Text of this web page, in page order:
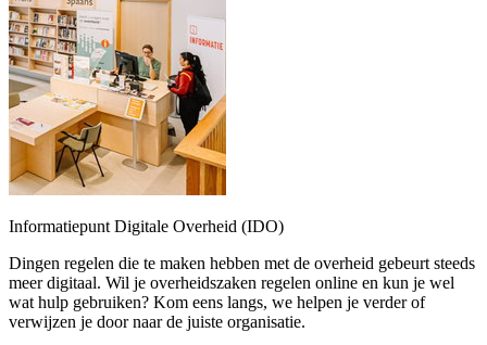
Informatiepunt Digitale Overheid (IDO)
Dingen regelen die te maken hebben met de overheid gebeurt steeds
meer digitaal. Wil je overheidszaken regelen online en kun je wel
wat hulp gebruiken? Kom eens langs, we helpen je verder of
verwijzen je door naar de juiste organisatie.